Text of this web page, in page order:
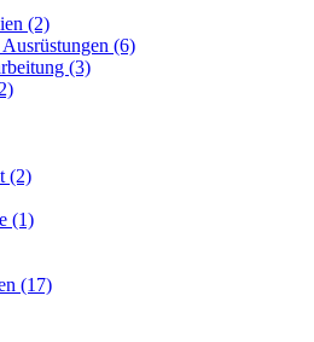
(2)
(6)
(3)
(2)
(1)
(17)